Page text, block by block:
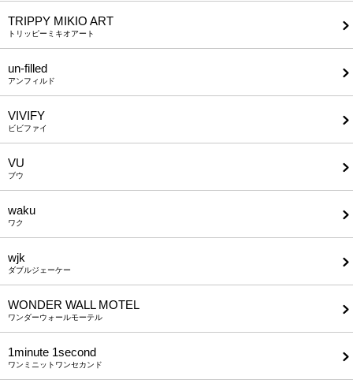
TRIPPY MIKIO ART
トリッピーミキオアート
un-filled
アンフィルド
VIVIFY
ビビファイ
VU
ブウ
waku
ワク
wjk
ダブルジェーケー
WONDER WALL MOTEL
ワンダーウォールモーテル
1minute​ 1second
ワンミニットワンセカンド